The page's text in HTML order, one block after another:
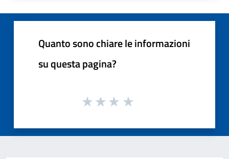
Quanto sono chiare le informazioni
su questa pagina?